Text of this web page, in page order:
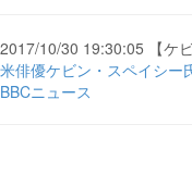
2017/10/30 19:30:05 【ケ
米俳優ケビン・スペイシー
BBCニュース